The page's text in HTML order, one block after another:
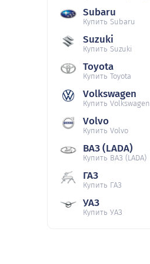
Subaru
Купить Subaru
Suzuki
Купить Suzuki
Toyota
Купить Toyota
Volkswagen
Купить Volkswagen
Volvo
Купить Volvo
ВАЗ (LADA)
Купить ВАЗ (LADA)
ГАЗ
Купить ГАЗ
УАЗ
Купить УАЗ